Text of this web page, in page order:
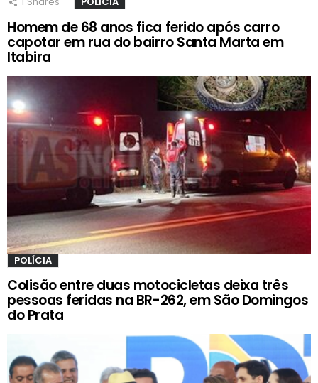
Homem de 68 anos fica ferido após carro
capotar em rua do bairro Santa Marta em
Itabira
POLÍCIA
Colisão entre duas motocicletas deixa três
pessoas feridas na BR-262, em São Domingos
do Prata